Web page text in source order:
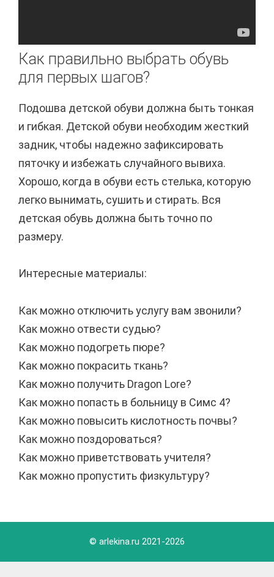
Как правильно выбрать обувь
для первых шагов?
Подошва детской обуви должна быть тонкая
и гибкая. Детской обуви необходим жесткий
задник, чтобы надежно зафиксировать
пяточку и избежать случайного вывиха.
Хорошо, когда в обуви есть стелька, которую
легко вынимать, сушить и стирать. Вся
детская обувь должна быть точно по
размеру.
Интересные материалы:
Как можно отключить услугу вам звонили?
Как можно отвести судью?
Как можно подогреть пюре?
Как можно покрасить ткань?
Как можно получить Dragon Lore?
Как можно попасть в больницу в Симс 4?
Как можно повысить кислотность почвы?
Как можно поздороваться?
Как можно приветствовать учителя?
Как можно пропустить физкультуру?
© arlekina.ru 2021-2026